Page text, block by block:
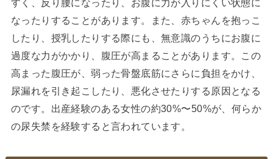
すく、反り腰になったり、お腹に力が入りにくい状態に
なったりすることがあります。また、赤ちゃんを抱っこ
したり、授乳したりする際にも、無意識のうちにお腹に
過度な力がかかり、腹圧が高まることがあります。この
高まった腹圧が、弱った骨盤底筋にさらに負担をかけ、
尿漏れを引き起こしたり、悪化させたりする原因となる
のです。出産経験のある女性の約30%〜50%が、何らか
の尿失禁を経験すると言われています。